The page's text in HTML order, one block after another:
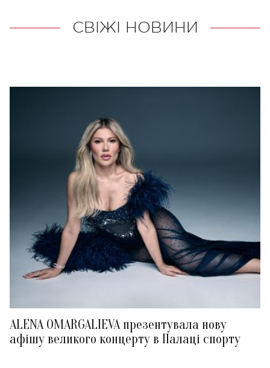
СВІЖІ НОВИНИ
ALENA OMARGALIEVA презентувала нову
афішу великого концерту в Палаці спорту